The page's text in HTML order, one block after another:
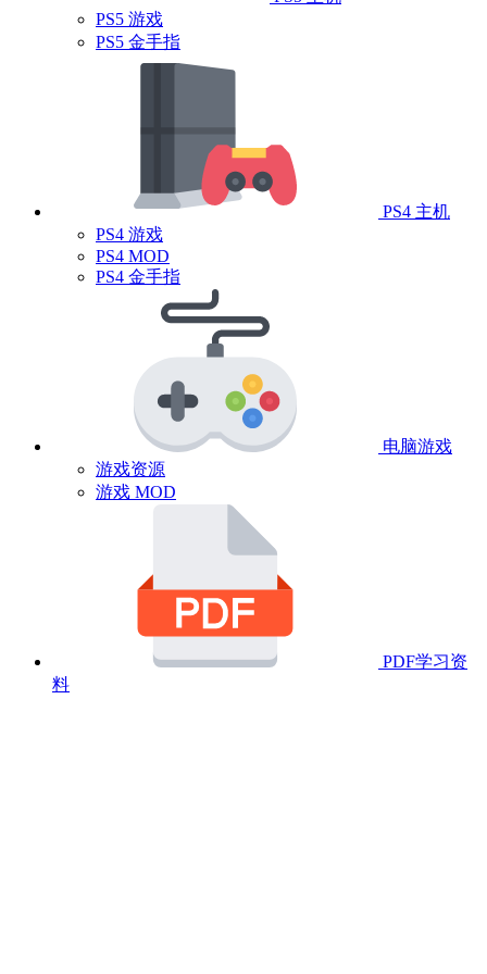
PS5 游戏
PS5 金手指
PS4 主机
PS4 游戏
PS4 MOD
PS4 金手指
电脑游戏
游戏资源
游戏 MOD
PDF学习资
料